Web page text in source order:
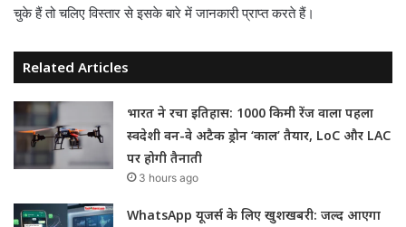
चुके हैं तो चलिए विस्तार से इसके बारे में जानकारी प्राप्त करते हैं।
Related Articles
भारत ने रचा इतिहास: 1000 किमी रेंज वाला पहला
स्वदेशी वन-वे अटैक ड्रोन ‘काल’ तैयार, LoC और LAC
पर होगी तैनाती
3 hours ago
WhatsApp यूजर्स के लिए खुशखबरी: जल्द आएगा